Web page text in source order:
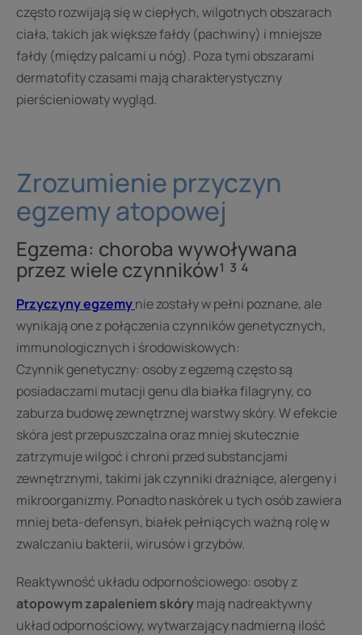
często rozwijają się w ciepłych, wilgotnych obszarach
ciała, takich jak większe fałdy (pachwiny) i mniejsze
fałdy (między palcami u nóg). Poza tymi obszarami
dermatofity czasami mają charakterystyczny
pierścieniowaty wygląd.
Zrozumienie przyczyn
egzemy atopowej
Egzema: choroba wywoływana
przez wiele czynników¹ ³ ⁴
Przyczyny egzemynie zostały w pełni poznane, ale
wynikają one z połączenia czynników genetycznych,
immunologicznych i środowiskowych:
Czynnik genetyczny: osoby z egzemą często są
posiadaczami mutacji genu dla białka filagryny, co
zaburza budowę zewnętrznej warstwy skóry. W efekcie
skóra jest przepuszczalna oraz mniej skutecznie
zatrzymuje wilgoć i chroni przed substancjami
zewnętrznymi, takimi jak czynniki drażniące, alergeny i
mikroorganizmy. Ponadto naskórek u tych osób zawiera
mniej beta-defensyn, białek pełniących ważną rolę w
zwalczaniu bakterii, wirusów i grzybów.
Reaktywność układu odpornościowego: osoby z
atopowym zapaleniem skórymają nadreaktywny
układ odpornościowy, wytwarzający nadmierną ilość